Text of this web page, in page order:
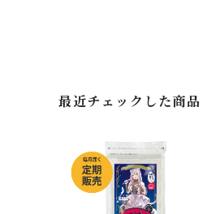
最近チェックした商品